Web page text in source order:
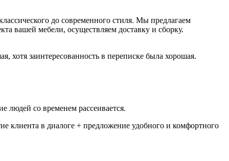
до современного стиля. Мы предлагаем
вашей мебели, осуществляем доставку и сборку.
хотя заинтересованность в переписке была хорошая.
людей со временем рассеивается.
клиента в диалоге + предложение удобного и комфортного